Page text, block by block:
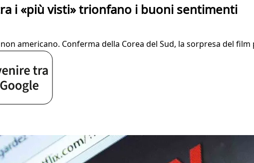
i «più visti» trionfano i buoni sentimenti
americano. Conferma della Corea del Sud, la sorpresa del film